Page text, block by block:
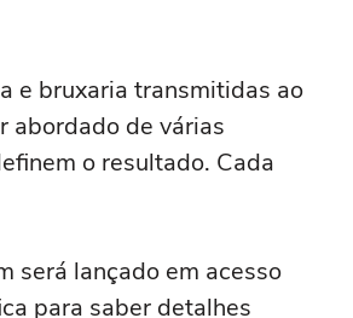
e bruxaria transmitidas ao
abordado de várias
o resultado. Cada
será lançado em acesso
para saber detalhes